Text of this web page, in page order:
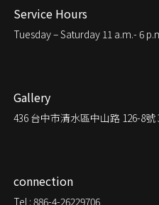
Service Hours
Tuesday – Saturday 11 a.m.- 6
Gallery
436 台中市清水區中山路 126-8號
connection
Tel : 886-4-26229706